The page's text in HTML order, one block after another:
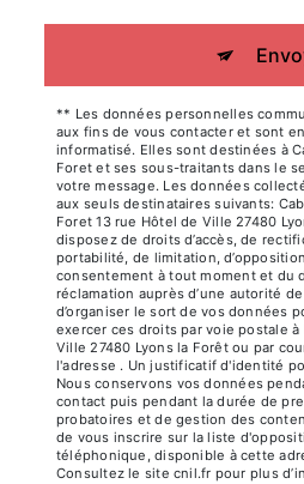
** Les données personnelles
aux fins de vous contacter et sont
informatisé. Elles sont destinées à
Foret et ses sous-traitants dans le
votre message. Les données
aux seuls destinataires suivants:
Foret 13 rue Hôtel de Ville 27480
disposez de droits d’accès, de
portabilité, de limitation,
consentement à tout moment et du
réclamation auprès d’une autorité
d’organiser le sort de vos données
exercer ces droits par voie postale à
Ville 27480 Lyons la Forêt ou par
l'adresse . Un justificatif d'identité
Nous conservons vos données
contact puis pendant la durée de
probatoires et de gestion des
de vous inscrire sur la liste
téléphonique, disponible à cette
Consultez le site cnil.fr pour plus